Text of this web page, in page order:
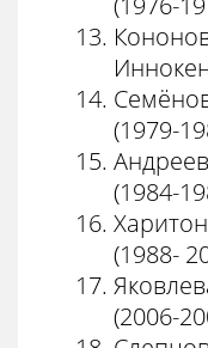
(1979-
(1984-
(1988-
(2006-